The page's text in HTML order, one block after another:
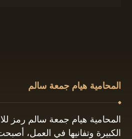
المحامية هيام جمعة سالم
المحامية هيام جمعة سالم رمز
الكبيرة وتفانيها في العمل،